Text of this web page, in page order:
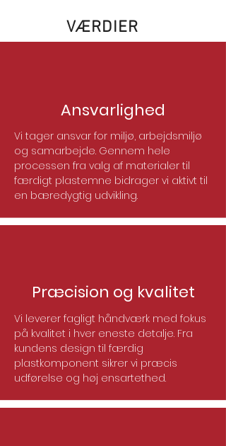
VÆRDIER
Ansvarlighed
Vi tager ansvar for miljø, arbejdsmiljø
og samarbejde. Gennem hele
processen fra valg af materialer til
færdigt plastemne bidrager vi aktivt til
en bæredygtig udvikling.
Præcision og kvalitet
Vi leverer fagligt håndværk med fokus
på kvalitet i hver eneste detalje. Fra
kundens design til færdig
plastkomponent sikrer vi præcis
udførelse og høj ensartethed.